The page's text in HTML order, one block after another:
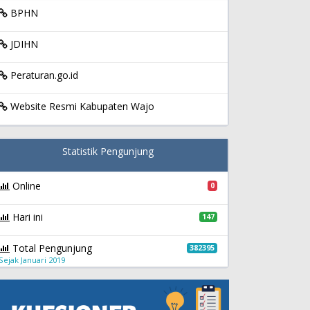
BPHN
JDIHN
Peraturan.go.id
Website Resmi Kabupaten Wajo
Statistik Pengunjung
Online 0
Hari ini 147
Total Pengunjung 382395
Januari 2019